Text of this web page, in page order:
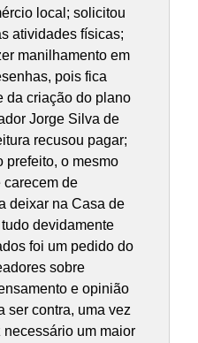
local; solicitou
atividades físicas;
manilhamento em
pois fica
da criação do plano
Jorge Silva de
recusou pagar;
prefeito, o mesmo
carecem de
deixar na Casa de
devidamente
foi um pedido do
sobre
e opinião
ser contra, uma vez
um maior